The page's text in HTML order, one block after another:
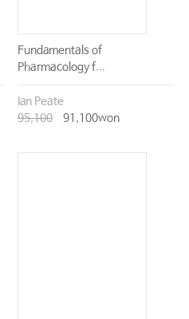
Fundamentals of
Pharmacology f...
Ian Peate
95,100
91,100won